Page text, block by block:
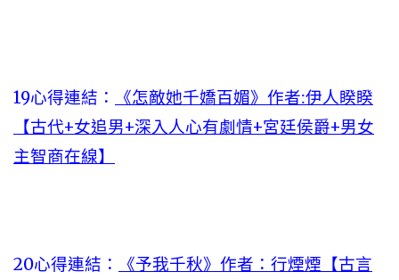
19心得連結：
《怎敵她千嬌百媚》作者:伊人睽睽
【古代+女追男+深入人心有劇情+宮廷侯爵+男女
主智商在線】
20心得連結：
《予我千秋》作者：行煙煙【古言